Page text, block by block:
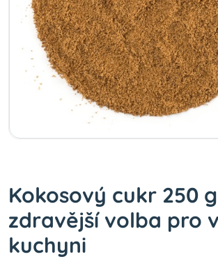
Kokosový cukr 250
zdravější volba pro
kuchyni